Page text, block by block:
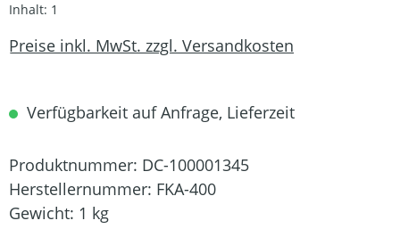
Inhalt: 1
Preise inkl. MwSt. zzgl. Versandkosten
Verfügbarkeit auf Anfrage, Lieferzeit
Produktnummer: DC-100001345
Herstellernummer: FKA-400
Gewicht: 1 kg